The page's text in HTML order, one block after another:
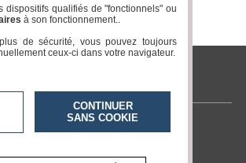
dispositifs qualifiés de "fonctionnels" ou
à son fonctionnement..
de sécurité, vous pouvez toujours
ceux-ci dans votre navigateur.
CONTINUER
SANS COOKIE